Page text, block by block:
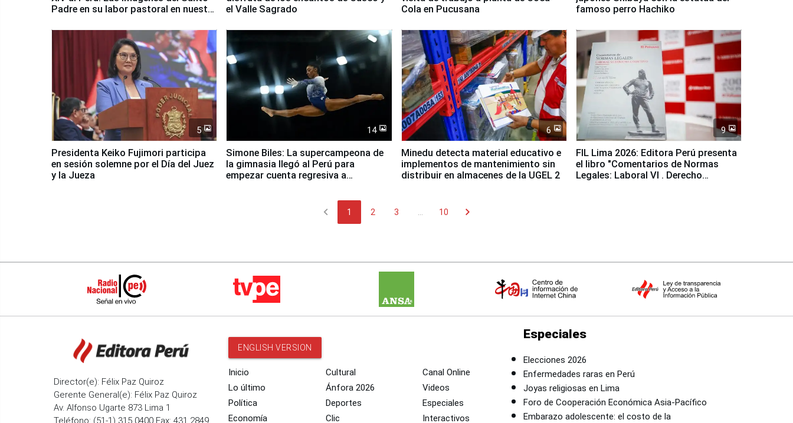
Padre en su labor pastoral en nuestro
el Valle Sagrado
Cola en Pucusana
famoso perro Hachiko
5
Presidenta Keiko Fujimori participa
en sesión solemne por el Día del Juez
y la Jueza
14
Simone Biles: La supercampeona de
la gimnasia llegó al Perú para
empezar cuenta regresiva a
6
Minedu detecta material educativo e
implementos de mantenimiento sin
distribuir en almacenes de la UGEL 2
9
FIL Lima 2026: Editora Perú presenta
el libro "Comentarios de Normas
Legales: Laboral Vl . Derecho
chevron_left 1 2 3 10 chevron_right
Director(e): Félix Paz Quiroz
Gerente General(e): Félix Paz Quiroz
Av. Alfonso Ugarte 873 Lima 1
Teléfono: (51-1) 315 0400 Fax: 431 2849
ENGLISH VERSION
Inicio
Lo último
Política
Economía
Cultural
Ánfora 2026
Deportes
Clic
Canal Online
Videos
Especiales
Interactivos
Especiales
Elecciones 2026
Enfermedades raras en Perú
Joyas religiosas en Lima
Foro de Cooperación Económica Asia-Pacífico
Embarazo adolescente: el costo de la